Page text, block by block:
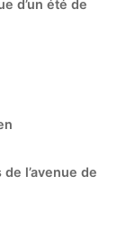
d’un été de
l’avenue de